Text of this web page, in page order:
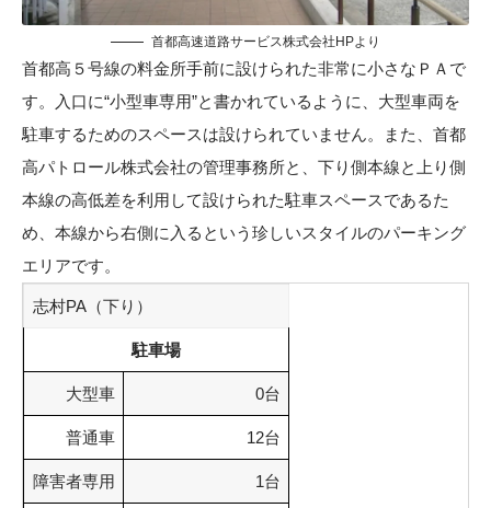
首都高速道路サービス株式会社HPより
首都高５号線の料金所手前に設けられた非常に小さなＰＡで
す。入口に“小型車専用”と書かれているように、大型車両を
駐車するためのスペースは設けられていません。また、首都
高パトロール株式会社の管理事務所と、下り側本線と上り側
本線の高低差を利用して設けられた駐車スペースであるた
め、本線から右側に入るという珍しいスタイルのパーキング
エリアです。
志村PA（下り）
駐車場
大型車 0台
普通車 12台
障害者専用 1台